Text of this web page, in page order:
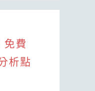
免費
析點